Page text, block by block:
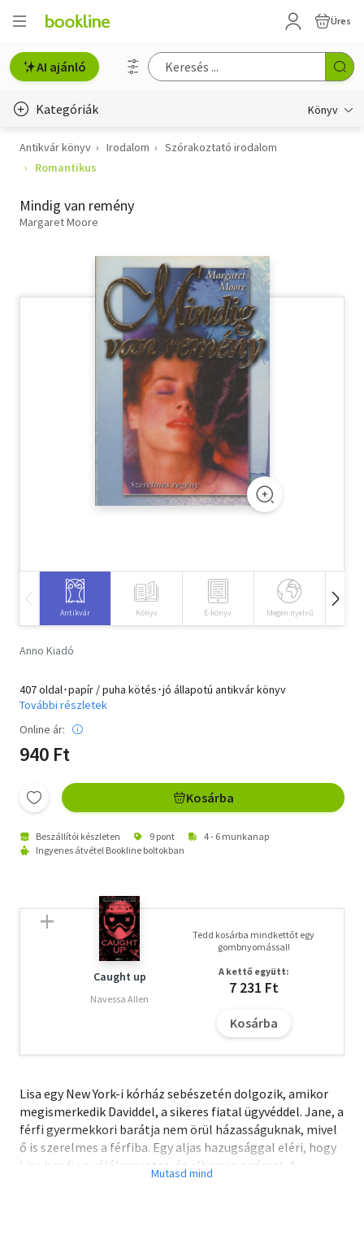
Üres
AI ajánló
Kategóriák Könyv
Életmód, egészség
Gyermek- és ifjúsági
Hobbi, szabadidő
Tankönyv, segédkönyv
Társadalomtudomány
Természettudomány
Vallás
Antikvár könyv Irodalom
Szórakoztató irodalom
Romantikus
Mindig van remény
Margaret Moore
Antikvár Könyv E-könyv Idegen nyelvű
Anno Kiadó
407 oldal･papír / puha kötés･jó állapotú antikvár könyv
További részletek
Online ár:
940 Ft
Kosárba
Beszállítói készleten 9 pont
4 - 6 munkanap
Ingyenes átvétel Bookline boltokban
Caught up
Navessa Allen
Tedd kosárba mindkettőt egy
gombnyomással!
A kettő együtt:
7 231 Ft
Kosárba
Lisa egy New York-i kórház sebészetén dolgozik, amikor
megismerkedik Daviddel, a sikeres fiatal ügyvéddel. Jane, a
férfi gyermekkori barátja nem örül házasságuknak, mivel
ő is szerelmes a férfiba. Egy aljas hazugsággal eléri, hogy
Lisa beadja a válókeresetet, és elhagyja a várost. A